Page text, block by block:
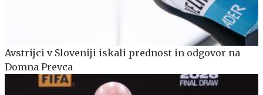
Avstrijci v Sloveniji iskali prednost in odgovor na
Domna Prevca